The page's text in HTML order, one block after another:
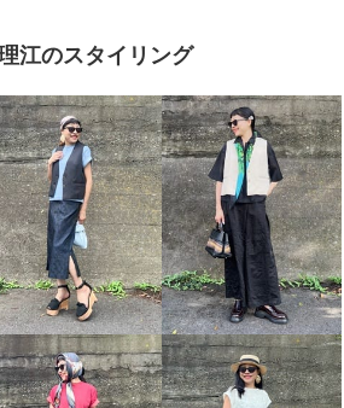
江のスタイリング